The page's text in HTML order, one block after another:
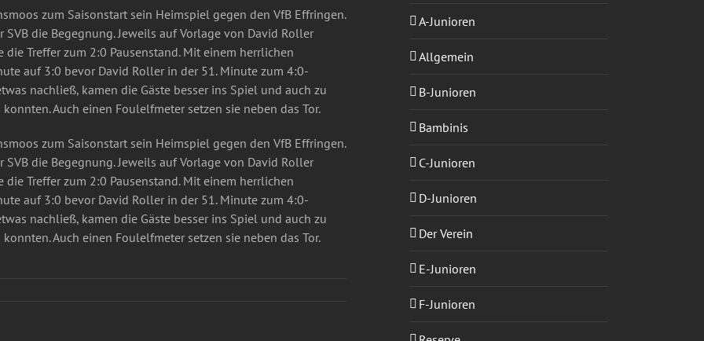
zum Saisonstart sein Heimspiel gegen den VfB Effringen.
die Begegnung. Jeweils auf Vorlage von David Roller
Treffer zum 2:0 Pausenstand. Mit einem herrlichen
auf 3:0 bevor David Roller in der 51. Minute zum 4:0-
nachließ, kamen die Gäste besser ins Spiel und auch zu
Auch einen Foulelfmeter setzen sie neben das Tor.
zum Saisonstart sein Heimspiel gegen den VfB Effringen.
die Begegnung. Jeweils auf Vorlage von David Roller
Treffer zum 2:0 Pausenstand. Mit einem herrlichen
auf 3:0 bevor David Roller in der 51. Minute zum 4:0-
nachließ, kamen die Gäste besser ins Spiel und auch zu
Auch einen Foulelfmeter setzen sie neben das Tor.
A-Junioren
Allgemein
B-Junioren
Bambinis
C-Junioren
D-Junioren
Der Verein
E-Junioren
F-Junioren